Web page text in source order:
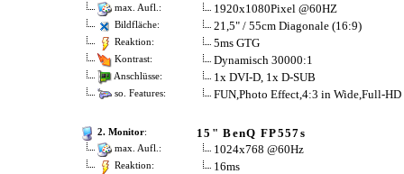
max. Aufl.: 1920x1080Pixel @60HZ
Bildfläche: 21,5" / 55cm Diagonale (16:9)
Reaktion: 5ms GTG
Kontrast: Dynamisch 30000:1
Anschlüsse: 1x DVI-D, 1x D-SUB
so. Features: FUN,Photo Effect,4:3 in Wide,Full-
2. Monitor: 15" BenQ FP557s
max. Aufl.: 1024x768 @60Hz
Reaktion: 16ms